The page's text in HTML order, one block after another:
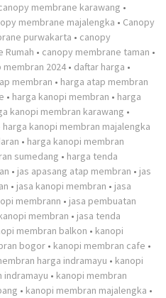
membrane karawang •
membrane majalengka • Canopy
purwakarta • canopy
Rumah • canopy membrane taman •
membran 2024 • daftar harga •
membran • harga atap membran
• harga kanopi membran • harga
kanopi membran karawang •
harga kanopi membran majalengka
• harga kanopi membran
sumedang • harga tenda
• jas apasang atap membran • jas
• jasa kanopi membran • jasa
membrann • jasa pembuatan
membran • jasa tenda
membran balkon • kanopi
bogor • kanopi membran cafe •
harga indramayu • kanopi
indramayu • kanopi membran
• kanopi membran majalengka •